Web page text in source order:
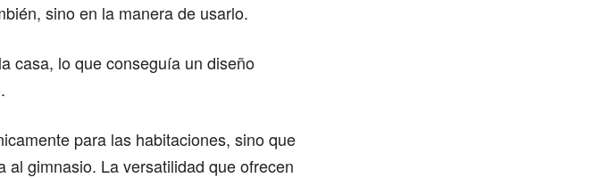
sino en la manera de usarlo.
casa, lo que conseguía un diseño
para las habitaciones, sino que
gimnasio. La versatilidad que ofrecen